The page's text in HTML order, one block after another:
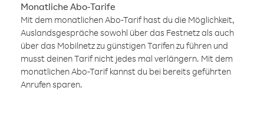
Monatliche Abo-Tarife
Mit dem monatlichen Abo-Tarif hast du die Möglichkeit,
Auslandsgespräche sowohl über das Festnetz als auch
über das Mobilnetz zu günstigen Tarifen zu führen und
musst deinen Tarif nicht jedes mal verlängern. Mit dem
monatlichen Abo-Tarif kannst du bei bereits geführten
Anrufen sparen.